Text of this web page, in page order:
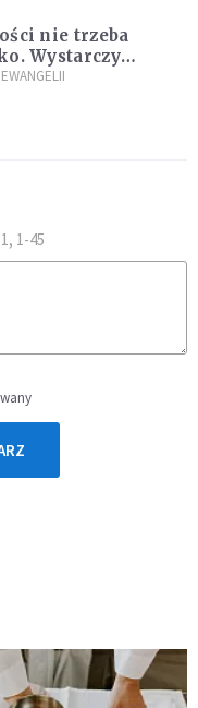
nie trzeba
Wystarczy
1-45